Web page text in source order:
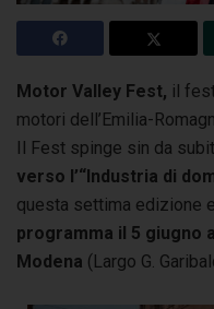
Motor Valley Fest, il
motori dell’Emilia-
Il Fest spinge sin da
verso l’“Industria di
questa settima edizione
programma il 5 giugno
Modena (Largo G.